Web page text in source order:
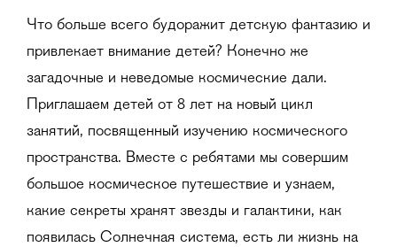
Что больше всего будоражит детскую фантазию и
привлекает внимание детей? Конечно же
загадочные и неведомые космические дали.
Приглашаем детей от 8 лет на новый цикл
занятий, посвященный изучению космического
пространства. Вместе с ребятами мы совершим
большое космическое путешествие и узнаем,
какие секреты хранят звезды и галактики, как
появилась Солнечная система, есть ли жизнь на